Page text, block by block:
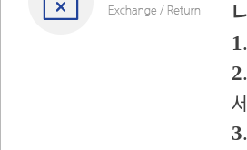
1
2
3